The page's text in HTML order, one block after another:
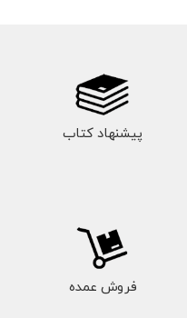
پیشنهاد کتاب
فروش عمده